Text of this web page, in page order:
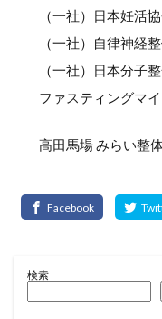
（一社）日本妊活
（一社）自律神経
（一社）日本分子
ファスティングマ
高田馬場 みらい整
検索